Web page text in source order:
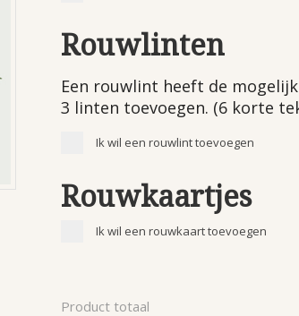
Rouwlinten
Een rouwlint heeft de
3 linten toevoegen. (6 korte
Ik wil een rouwlint toevoegen
Rouwkaartjes
Ik wil een rouwkaart toevoegen
Product totaal